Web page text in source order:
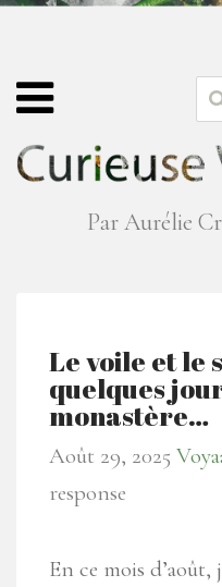
Par Aurélie
Le voile et le
quelques
monastère…
Août 29, 2025
response
En ce mois